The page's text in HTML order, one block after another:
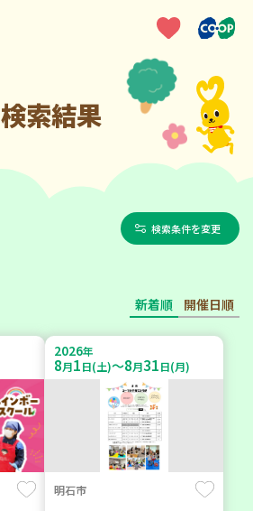
検索結果
検索条件を変更
新着順 開催日順
2026年
8月1日(土)～8月31日(月)
明石市